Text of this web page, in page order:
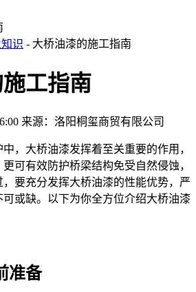
识 - 大桥油漆的施工指南
工指南
来源：洛阳桐玺商贸有限公司
大桥油漆发挥着至关重要的作用，
可有效防护桥梁结构免受自然侵蚀，
要充分发挥大桥油漆的性能优势，严
或缺。以下为你全方位介绍大桥油漆
备